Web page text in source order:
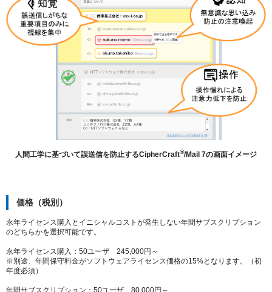
人間工学に基づいて誤送信を防止するCipherCraft®/Mail 7の画面イメージ
価格（税別）
永年ライセンス購入とイニシャルコストが発生しない年間サブスクリプション
のどちらかを選択可能です。
永年ライセンス購入：50ユーザ 245,000円～
※別途、年間保守料金がソフトウェアライセンス価格の15%となります。（初
年度必須）
年間サブスクリプション：50ユーザ 80,000円～